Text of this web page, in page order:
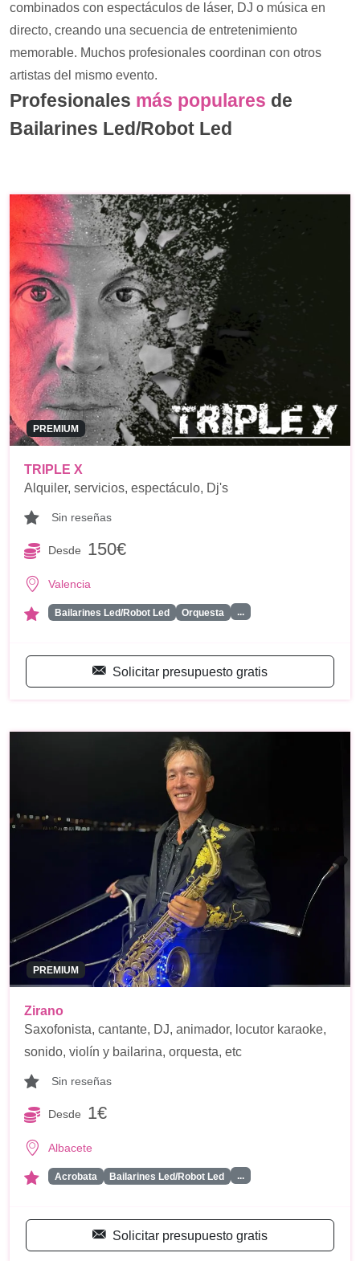
combinados con espectáculos de láser, DJ o música en
directo, creando una secuencia de entretenimiento
memorable. Muchos profesionales coordinan con otros
artistas del mismo evento.
Profesionales más populares de
Bailarines Led/Robot Led
PREMIUM
TRIPLE X
Alquiler, servicios, espectáculo, Dj's
Sin reseñas
Desde 150€
Valencia
Bailarines Led/Robot Led Orquesta ...
Solicitar presupuesto gratis
PREMIUM
Zirano
Saxofonista, cantante, DJ, animador, locutor karaoke,
sonido, violín y bailarina, orquesta, etc
Sin reseñas
Desde 1€
Albacete
Acrobata Bailarines Led/Robot Led ...
Solicitar presupuesto gratis